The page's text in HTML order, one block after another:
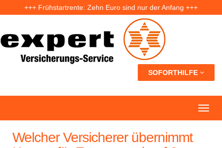
+++ Frühstartrente: Zehn Euro sind nur der Anfang +++
SOFORTHILFE
Welcher Versicherer übernimmt